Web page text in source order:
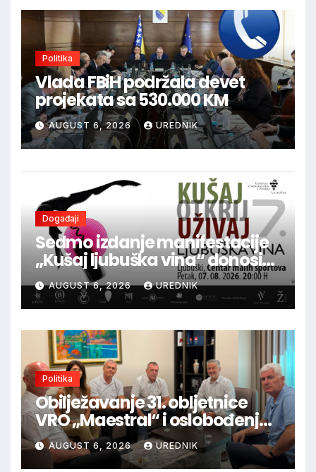
Politika
Vlada FBiH podržala devet
projekata sa 530.000 KM
AUGUST 6, 2026 UREDNIK
Događaji
Sedmo izdanje manifestacije
„Kušaj ljubuška vina“ donosi
vrhunska vina, gastronomiju i
glazbu
AUGUST 6, 2026 UREDNIK
Politika
Obilježavanje 31. obljetnice
VRO „Maestral“ i oslobođenja
Jajca uz pokroviteljstvo HNS-a
BiHAUGUST 6, 2026 UREDNIK